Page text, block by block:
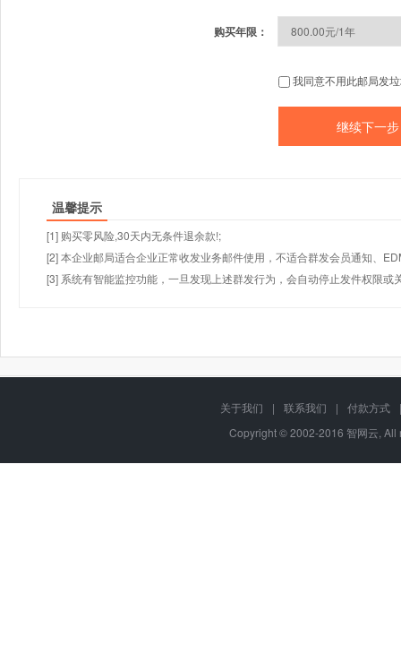
购买年限：
我同意不用此邮局发
温馨提示
[1] 购买零风险,30天内无条件退余款!;
[2] 本企业邮局适合企业正常收发业务邮件使用，不适合群发会员通知、
[3] 系统有智能监控功能，一旦发现上述群发行为，会自动停止发件权限或
关于我们 | 联系我们 | 付款方式
|
Copyright © 2002-2016 智网云,